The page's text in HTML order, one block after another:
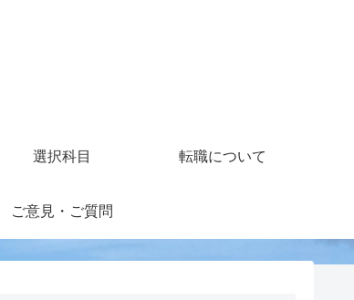
選択科目 転職について
ご意見・ご質問